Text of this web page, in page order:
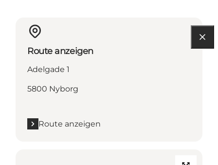
Route anzeigen
Adelgade 1
5800 Nyborg
Route anzeigen